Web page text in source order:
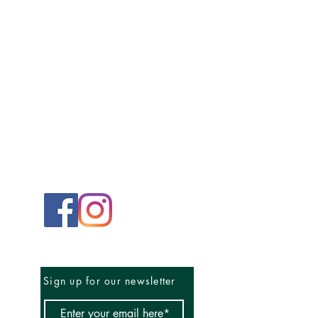
Sign up for our newsletter